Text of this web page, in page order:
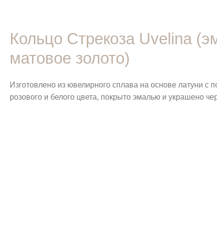
Кольцо Стрекоза Uvelina
матовое золото)
Изготовлено из ювелирного сплава на основе латуни с
розового и белого цвета, покрыто эмалью и украшено